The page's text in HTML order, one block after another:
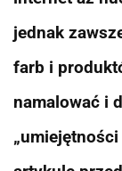
jednak
farb i
namalować i